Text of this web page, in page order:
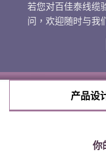
若您对百佳泰线缆
问，欢迎随时与我
产品设
你